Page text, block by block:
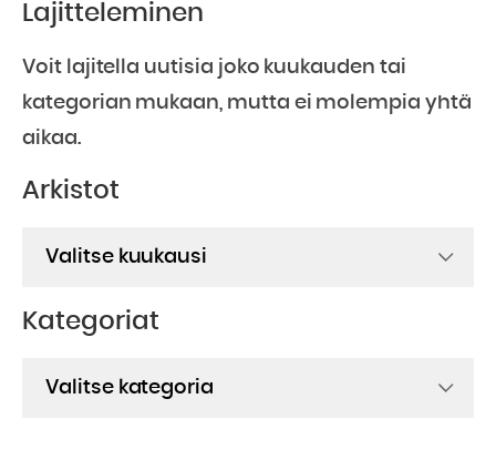
Lajitteleminen
Voit lajitella uutisia joko kuukauden tai
kategorian mukaan, mutta ei molempia yhtä
aikaa.
Arkistot
Kategoriat